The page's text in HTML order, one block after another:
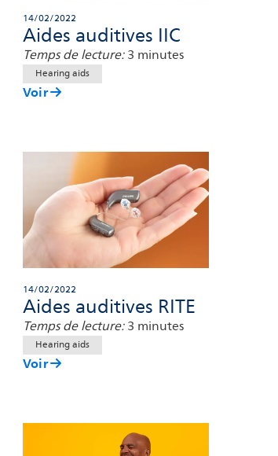
14/02/2022
Aides auditives IIC
Temps de lecture:3 minutes
Hearing aids
Voir
14/02/2022
Aides auditives RITE
Temps de lecture:3 minutes
Hearing aids
Voir